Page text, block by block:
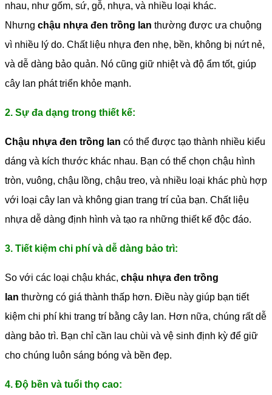
nhau, như gốm, sứ, gỗ, nhựa, và nhiều loại khác.
Nhưng chậu nhựa đen trồng lan thường được ưa chuộng
vì nhiều lý do. Chất liệu nhựa đen nhẹ, bền, không bị nứt nẻ,
và dễ dàng bảo quản. Nó cũng giữ nhiệt và độ ẩm tốt, giúp
cây lan phát triển khỏe mạnh.
2. Sự đa dạng trong thiết kế:
Chậu nhựa đen trồng lan có thể được tạo thành nhiều kiểu
dáng và kích thước khác nhau. Bạn có thể chọn chậu hình
tròn, vuông, chậu lồng, chậu treo, và nhiều loại khác phù hợp
với loại cây lan và không gian trang trí của bạn. Chất liệu
nhựa dễ dàng định hình và tạo ra những thiết kế độc đáo.
3. Tiết kiệm chi phí và dễ dàng bảo trì:
So với các loại chậu khác, chậu nhựa đen trồng
lan thường có giá thành thấp hơn. Điều này giúp bạn tiết
kiệm chi phí khi trang trí bằng cây lan. Hơn nữa, chúng rất dễ
dàng bảo trì. Bạn chỉ cần lau chùi và vệ sinh định kỳ để giữ
cho chúng luôn sáng bóng và bền đẹp.
4. Độ bền và tuổi thọ cao: